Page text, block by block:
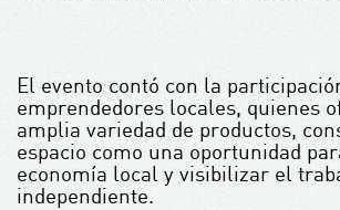
El evento contó con la
emprendedores locales, quienes
amplia variedad de productos,
espacio como una oportunidad
economía local y visibilizar el
independiente.